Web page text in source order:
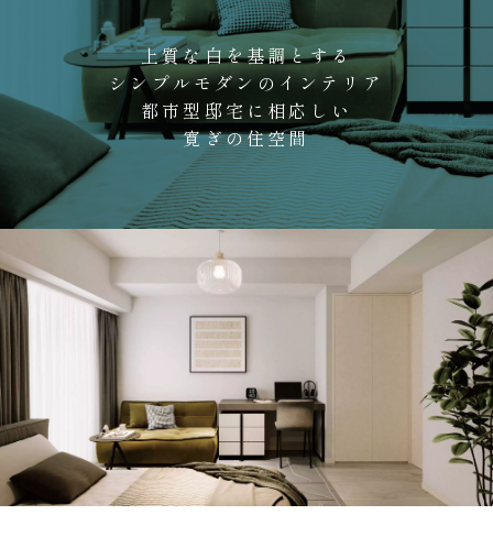
上質な白を基調とする
シンプルモダンのインテリア
都市型邸宅に相応しい
寛ぎの住空間